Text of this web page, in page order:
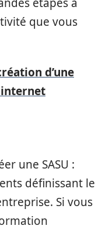
que vous
d’une
une SASU :
définissant le
Si vous